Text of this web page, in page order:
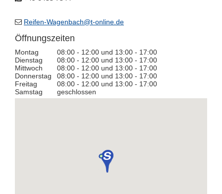
Reifen-Wagenbach@t-online.de
Öffnungszeiten
Montag
08:00 - 12:00 und 13:00 - 17:00
Dienstag
08:00 - 12:00 und 13:00 - 17:00
Mittwoch
08:00 - 12:00 und 13:00 - 17:00
Donnerstag
08:00 - 12:00 und 13:00 - 17:00
Freitag
08:00 - 12:00 und 13:00 - 17:00
Samstag
geschlossen